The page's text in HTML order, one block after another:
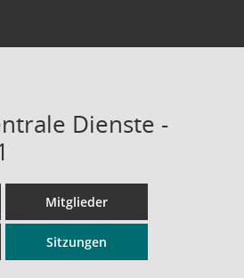
Dienste -
Mitglieder
Sitzungen